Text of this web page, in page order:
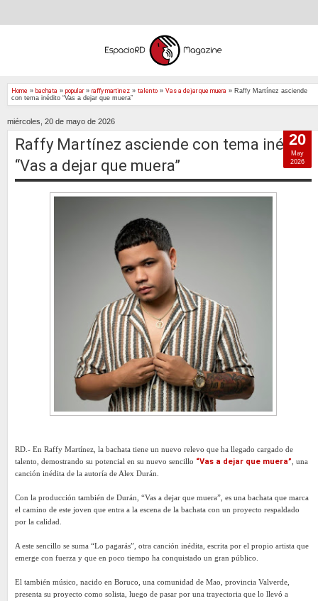
Home » bachata » popular» raffy martinez » talento » Vas a dejar que muera » Raffy Martínez asciende
con tema inédito “Vas a dejar que muera”
miércoles, 20 de mayo de 2026
Raffy Martínez asciende con tema inédito
“Vas a dejar que muera”
RD.- En Raffy Martínez, la bachata tiene un nuevo relevo que ha llegado cargado de
talento, demostrando su potencial en su nuevo sencillo “Vas a dejar que muera” , una
canción inédita de la autoría de Alex Durán.
Con la producción también de Durán, “Vas a dejar que muera”, es una bachata que marca
el camino de este joven que entra a la escena de la bachata con un proyecto respaldado
por la calidad.
A este sencillo se suma “Lo pagarás”, otra canción inédita, escrita por el propio artista que
emerge con fuerza y que en poco tiempo ha conquistado un gran público.
El también músico, nacido en Boruco, una comunidad de Mao, provincia Valverde,
presenta su proyecto como solista, luego de pasar por una trayectoria que lo llevó a
20
May
2026